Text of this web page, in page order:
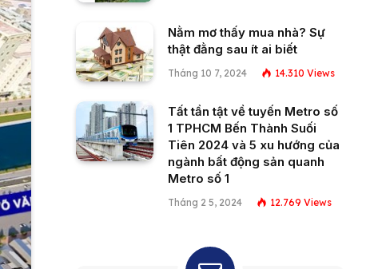
Nằm mơ thấy mua nhà? Sự
thật đằng sau ít ai biết
Tháng 10 7, 2024 14.310 Views
Tất tần tật về tuyến Metro số
1 TPHCM Bến Thành Suối
Tiên 2024 và 5 xu hướng của
ngành bất động sản quanh
Metro số 1
Tháng 2 5, 2024 12.769 Views